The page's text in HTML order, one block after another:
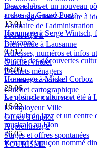
Deux clubs et un nouveau
arches du Grand-Pont
13.01
Hommage à Serge Wintsch,
Lausanne
02.12
Succès des découvertes
03.09
Hommage à Michel Corboz
28.06
Le plein de culture cet été à
16.02
Un club de jazz et un centre
musicale au Flon
26.05
Renaud Capuçon nommé
Plan de ville
Une suggestion? – Boîte à
Annuaire de l'administration
PRATIQUE
Bienvenue à Lausanne
Adresses, numéros et infos
Guichet virtuel
Déchets ménagers
Vacances scolaires
Guichet cartographique
NOUS REJOINDRE
L'employeur Ville
Offres d'emploi
Apprentissage
Stages et offres spontanées
TOURISME